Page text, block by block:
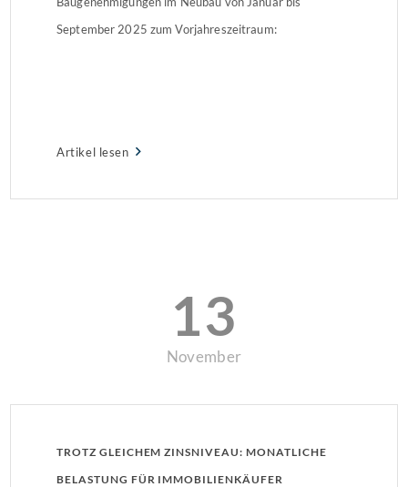
September 2025 zum Vorjahreszeitraum:
Artikel lesen
13
November
TROTZ GLEICHEM ZINSNIVEAU: MONATLICHE
BELASTUNG FÜR IMMOBILIENKÄUFER